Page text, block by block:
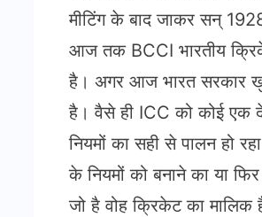
मीटिंग के बाद जाकर सन्
आज तक BCCI भारतीय
है। अगर आज भारत सरकार
है। वैसे ही ICC को कोई एक
नियमों का सही से पालन हो
के नियमों को बनाने का या
जो है वोह क्रिकेट का